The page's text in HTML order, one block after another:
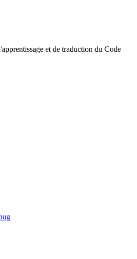
et de traduction du Code